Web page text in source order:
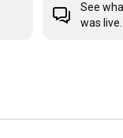
See
was live.